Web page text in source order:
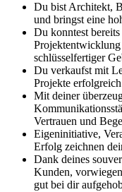
Du bist Architekt,
und bringst eine
Du konntest
schlüsselfertiger
Du verkaufst mit
Projekte
Mit deiner
Vertrauen und
Eigeninitiative,
Erfolg zeichnen
Dank deines
Kunden,
gut bei dir